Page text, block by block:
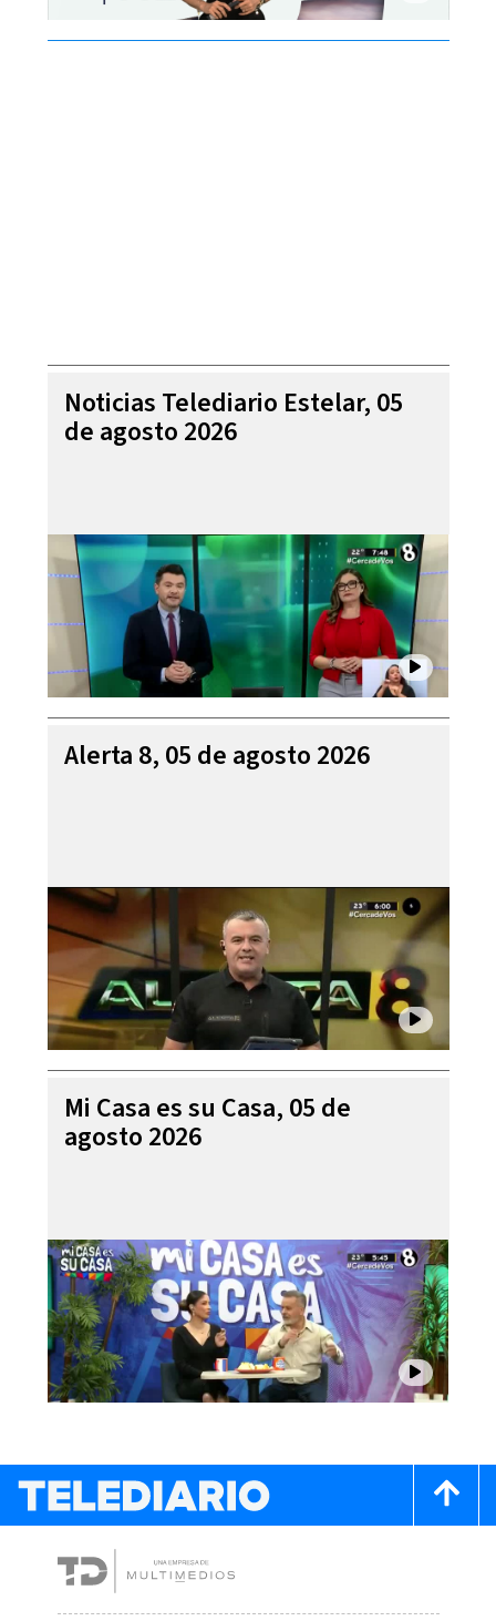
Noticias Telediario Estelar, 05
de agosto 2026
Alerta 8, 05 de agosto 2026
Mi Casa es su Casa, 05 de
agosto 2026